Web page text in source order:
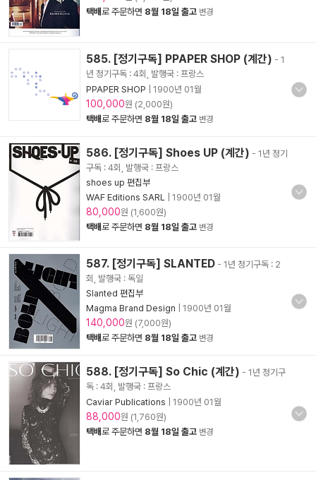
택배로 주문하면 8월 18일 출고 변경
585. [정기구독] PPAPER SHOP (계간) - 1
년 정기구독 : 4회, 발행국 : 프랑스
PPAPER SHOP
1900년 01월
100,000원 (2,000원)
택배로 주문하면 8월 18일 출고 변경
586. [정기구독] Shoes UP (계간) - 1년 정기
구독 : 4회, 발행국 : 프랑스
shoes up 편집부
WAF Editions SARL
1900년 01월
80,000원 (1,600원)
택배로 주문하면 8월 18일 출고 변경
587. [정기구독] SLANTED - 1년 정기구독 : 2
회, 발행국 : 독일
Slanted 편집부
Magma Brand Design
1900년 01월
140,000원 (7,000원)
택배로 주문하면 8월 18일 출고 변경
588. [정기구독] So Chic (계간) - 1년 정기구
독 : 4회, 발행국 : 프랑스
Caviar Publications
1900년 01월
88,000원 (1,760원)
택배로 주문하면 8월 18일 출고 변경